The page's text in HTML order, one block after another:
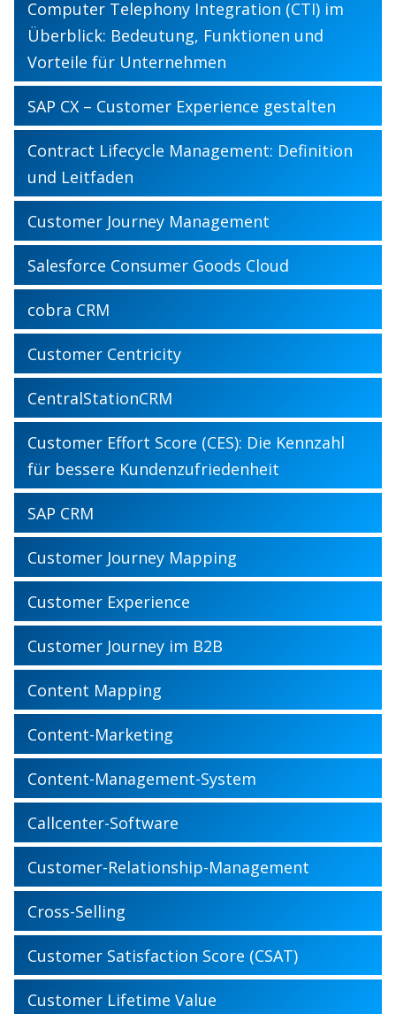
Computer Telephony Integration (CTI) im
Überblick: Bedeutung, Funktionen und
Vorteile für Unternehmen
SAP CX – Customer Experience gestalten
Contract Lifecycle Management: Definition
und Leitfaden
Customer Journey Management
Salesforce Consumer Goods Cloud
cobra CRM
Customer Centricity
CentralStationCRM
Customer Effort Score (CES): Die Kennzahl
für bessere Kundenzufriedenheit
SAP CRM
Customer Journey Mapping
Customer Experience
Customer Journey im B2B
Content Mapping
Content-Marketing
Content-Management-System
Callcenter-Software
Customer-Relationship-Management
Cross-Selling
Customer Satisfaction Score (CSAT)
Customer Lifetime Value